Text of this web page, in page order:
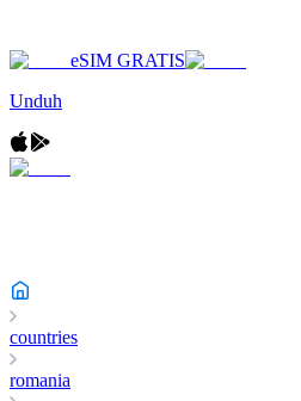
eSIM GRATIS
Unduh
countries
romania